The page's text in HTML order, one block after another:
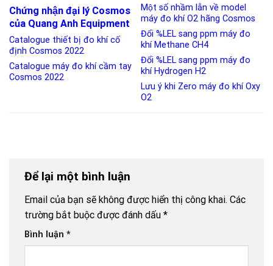
Chứng nhận đại lý Cosmos
của Quang Anh Equipment
Catalogue thiết bị đo khí cố
định Cosmos 2022
Catalogue máy đo khí cầm tay
Cosmos 2022
Một số nhầm lẫn về model
máy đo khí O2 hãng Cosmos
Đổi %LEL sang ppm máy đo
khí Methane CH4
Đổi %LEL sang ppm máy đo
khí Hydrogen H2
Lưu ý khi Zero máy đo khí Oxy
O2
Để lại một bình luận
Email của bạn sẽ không được hiển thị công khai. Các
trường bắt buộc được đánh dấu *
Bình luận *